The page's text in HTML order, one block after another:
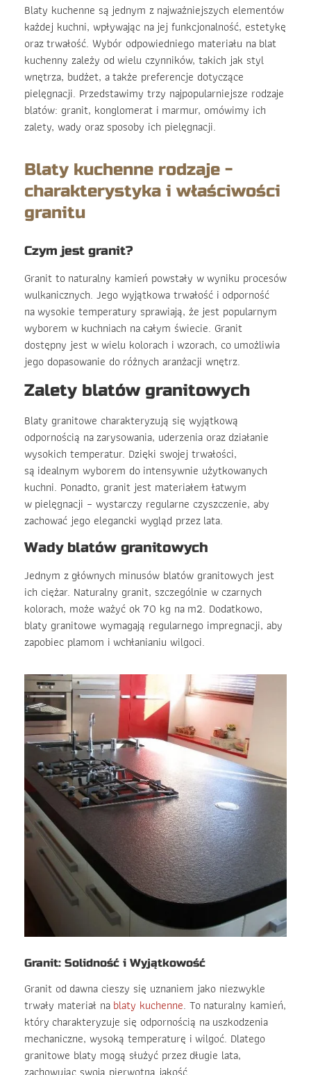
Blaty kuchenne są jednym z najważniejszych elementów
każdej kuchni, wpływając na jej funkcjonalność, estetykę
oraz trwałość. Wybór odpowiedniego materiału na blat
kuchenny zależy od wielu czynników, takich jak styl
wnętrza, budżet, a także preferencje dotyczące
pielęgnacji. Przedstawimy trzy najpopularniejsze rodzaje
blatów: granit, konglomerat i marmur, omówimy ich
zalety, wady oraz sposoby ich pielęgnacji.
Blaty kuchenne rodzaje -
charakterystyka i właściwości
granitu
Czym jest granit?
Granit to naturalny kamień powstały w wyniku procesów
wulkanicznych. Jego wyjątkowa trwałość i odporność
na wysokie temperatury sprawiają, że jest popularnym
wyborem w kuchniach na całym świecie. Granit
dostępny jest w wielu kolorach i wzorach, co umożliwia
jego dopasowanie do różnych aranżacji wnętrz.
Zalety blatów granitowych
Blaty granitowe charakteryzują się wyjątkową
odpornością na zarysowania, uderzenia oraz działanie
wysokich temperatur. Dzięki swojej trwałości,
są idealnym wyborem do intensywnie użytkowanych
kuchni. Ponadto, granit jest materiałem łatwym
w pielęgnacji – wystarczy regularne czyszczenie, aby
zachować jego elegancki wygląd przez lata.
Wady blatów granitowych
Jednym z głównych minusów blatów granitowych jest
ich ciężar. Naturalny granit, szczególnie w czarnych
kolorach, może ważyć ok 70 kg na m2. Dodatkowo,
blaty granitowe wymagają regularnego impregnacji, aby
zapobiec plamom i wchłanianiu wilgoci.
Granit: Solidność i Wyjątkowość
Granit od dawna cieszy się uznaniem jako niezwykle
trwały materiał na blaty kuchenne. To naturalny kamień,
który charakteryzuje się odpornością na uszkodzenia
mechaniczne, wysoką temperaturę i wilgoć. Dlatego
granitowe blaty mogą służyć przez długie lata,